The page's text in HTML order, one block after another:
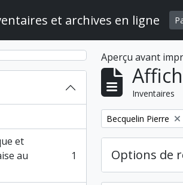
et archives en ligne
et
au
1
Aperçu avant
Inventaires
Remove filter:
Becquelin Pierre
Options de